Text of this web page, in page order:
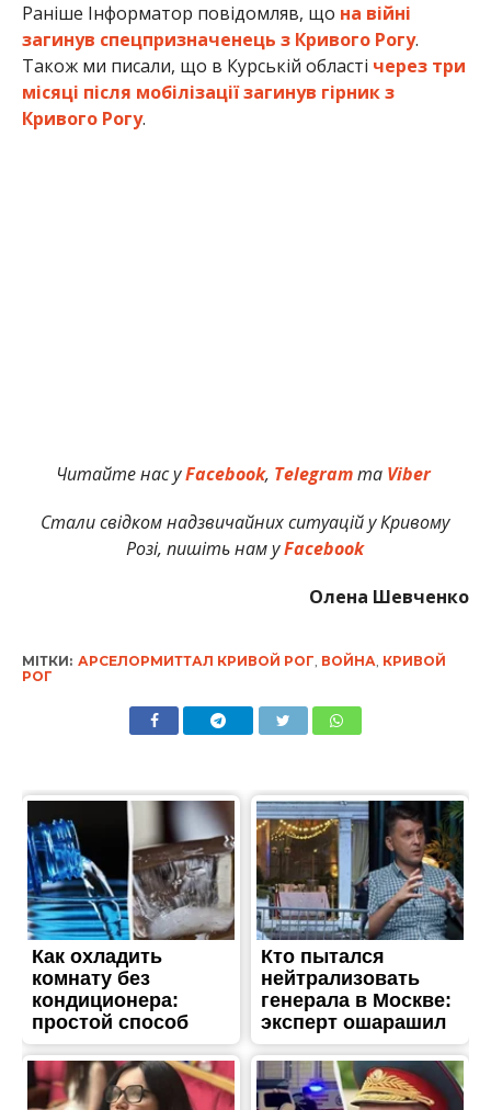
Раніше Інформатор повідомляв, що на війні
загинув спецпризначенець з Кривого Рогу.
Також ми писали, що в Курській області через три
місяці після мобілізації загинув гірник з
Кривого Рогу.
Читайте нас уFacebook, Telegramта Viber
Стали свідком надзвичайних ситуацій у Кривому
Розі, пишіть нам уFacebook
Олена Шевченко
МІТКИ: АРСЕЛОРМИТТАЛ КРИВОЙ РОГ, ВОЙНА, КРИВОЙ
РОГ